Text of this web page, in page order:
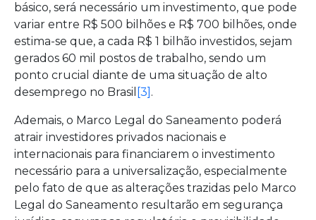
básico, será necessário um investimento, que pode
variar entre R$ 500 bilhões e R$ 700 bilhões, onde
estima-se que, a cada R$ 1 bilhão investidos, sejam
gerados 60 mil postos de trabalho, sendo um
ponto crucial diante de uma situação de alto
desemprego no Brasil [3] .
Ademais, o Marco Legal do Saneamento poderá
atrair investidores privados nacionais e
internacionais para financiarem o investimento
necessário para a universalização, especialmente
pelo fato de que as alterações trazidas pelo Marco
Legal do Saneamento resultarão em segurança